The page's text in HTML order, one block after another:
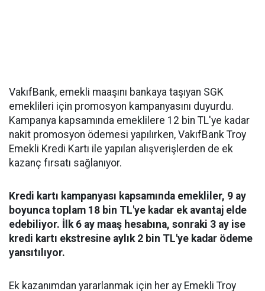
VakıfBank, emekli maaşını bankaya taşıyan SGK
emeklileri için promosyon kampanyasını duyurdu.
Kampanya kapsamında emeklilere 12 bin TL'ye kadar
nakit promosyon ödemesi yapılırken, VakıfBank Troy
Emekli Kredi Kartı ile yapılan alışverişlerden de ek
kazanç fırsatı sağlanıyor.
Kredi kartı kampanyası kapsamında emekliler, 9 ay
boyunca toplam 18 bin TL'ye kadar ek avantaj elde
edebiliyor. İlk 6 ay maaş hesabına, sonraki 3 ay ise
kredi kartı ekstresine aylık 2 bin TL'ye kadar ödeme
yansıtılıyor.
Ek kazanımdan yararlanmak için her ay Emekli Troy